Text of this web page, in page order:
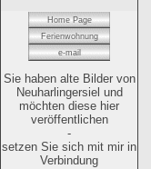
Home Page
Ferienwohnung
e-mail
Sie haben alte Bilder von
Neuharlingersiel und
möchten diese hier
veröffentlichen
-
setzen Sie sich mit mir in
Verbindung